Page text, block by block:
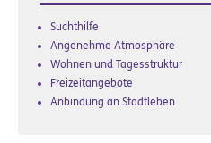
Suchthilfe
Angenehme Atmosphäre
Wohnen und Tagesstruktur
Freizeitangebote
Anbindung an Stadtleben